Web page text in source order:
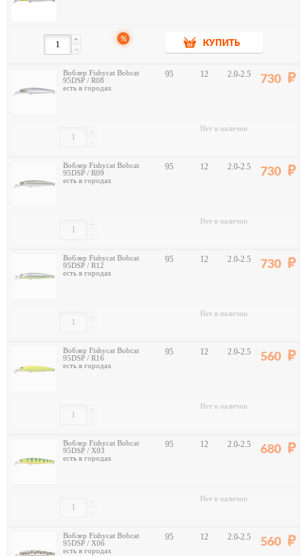
-
+ %
КУПИТЬ
Воблер Fishycat Bobcat
95DSP / R08
есть в городах
95 12 2.0-2.5 730
-
+ Нет в наличии
Воблер Fishycat Bobcat
95DSP / R09
есть в городах
95 12 2.0-2.5 730
-
+ Нет в наличии
Воблер Fishycat Bobcat
95DSP / R12
есть в городах
95 12 2.0-2.5 730
-
+ Нет в наличии
Воблер Fishycat Bobcat
95DSP / R16
есть в городах
95 12 2.0-2.5 560
-
+ Нет в наличии
Воблер Fishycat Bobcat
95DSP / X03
есть в городах
95 12 2.0-2.5 680
-
+ Нет в наличии
Воблер Fishycat Bobcat
95DSP / X06
есть в городах
95 12 2.0-2.5 560